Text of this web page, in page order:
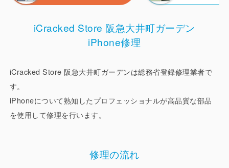
バッテリー交換、カメラ修理はもちろん、LINE設定、操作
iPhone修理は総務省登録修理業者の登録もしております。
「 Google 正規サービスプロバイダ 」「シャープ認定サー
扱店）」「Xiaomi 正規部品取扱店」「FCNT 修理パートナ
ー（正規部品取扱店）」「nubia 正規サービスプロバイダ」
として高い修理技術で、安心・満足いただけるサービスをご
理を行い、安心してお任せいただけるようなサービスづくり
を心がけております。もちろんお預かり修理にも対応してお
iCracked Store 阪急大井町ガーデン
iPhone修理
iCracked Store 阪急大井町ガーデンは総務省登録修理業者で
す。
iPhoneについて熟知したプロフェッショナルが高品質な部品
を使用して修理を行います。
修理の流れ